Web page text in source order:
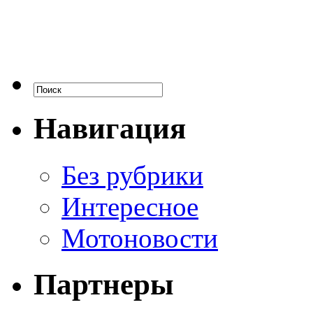
Навигация
Без рубрики
Интересное
Мотоновости
Партнеры